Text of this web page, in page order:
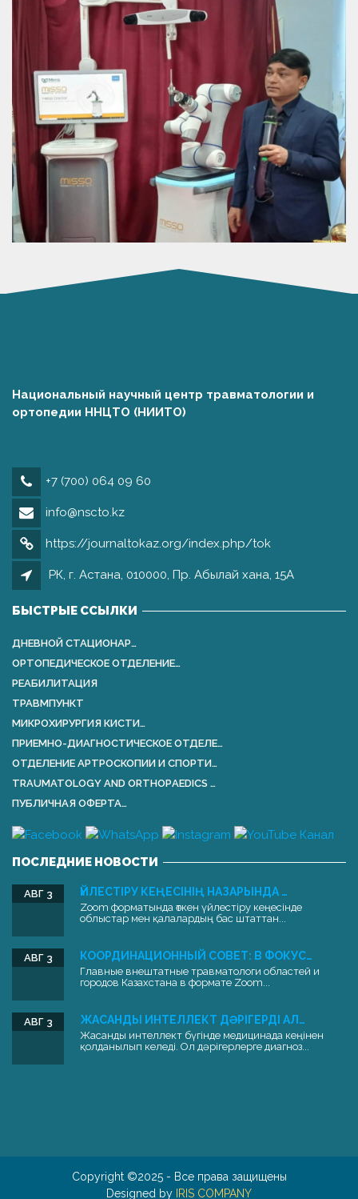
Национальный научный центр травматологии и
ортопедии ННЦТО (НИИТО)
+7 (700) 064 09 60
info@nscto.kz
https://journaltokaz.org/index.php/tok
РК, г. Астана, 010000, Пр. Абылай хана, 15А
БЫСТРЫЕ ССЫЛКИ
ДНЕВНОЙ СТАЦИОНАР…
ОРТОПЕДИЧЕСКОЕ ОТДЕЛЕНИЕ…
РЕАБИЛИТАЦИЯ
ТРАВМПУНКТ
МИКРОХИРУРГИЯ КИСТИ…
ПРИЕМНО-ДИАГНОСТИЧЕСКОЕ ОТДЕЛЕ…
ОТДЕЛЕНИЕ АРТРОСКОПИИ И СПОРТИ…
TRAUMATOLOGY AND ORTHOPАEDICS …
ПУБЛИЧНАЯ ОФЕРТА…
ПОСЛЕДНИЕ НОВОСТИ
ҮЙЛЕСТІРУ КЕҢЕСІНІҢ НАЗАРЫНДА …
АВГ 3
Zoom форматында өткен үйлестіру кеңесінде
облыстар мен қалалардың бас штаттан...
КООРДИНАЦИОННЫЙ СОВЕТ: В ФОКУС…
АВГ 3
Главные внештатные травматологи областей и
городов Казахстана в формате Zoom...
ЖАСАНДЫ ИНТЕЛЛЕКТ ДӘРІГЕРДІ АЛ…
АВГ 3
Жасанды интеллект бүгінде медицинада кеңінен
қолданылып келеді. Ол дәрігерлерге диагноз...
Copyright ©2025 - Все права защищены
Designed by IRIS COMPANY